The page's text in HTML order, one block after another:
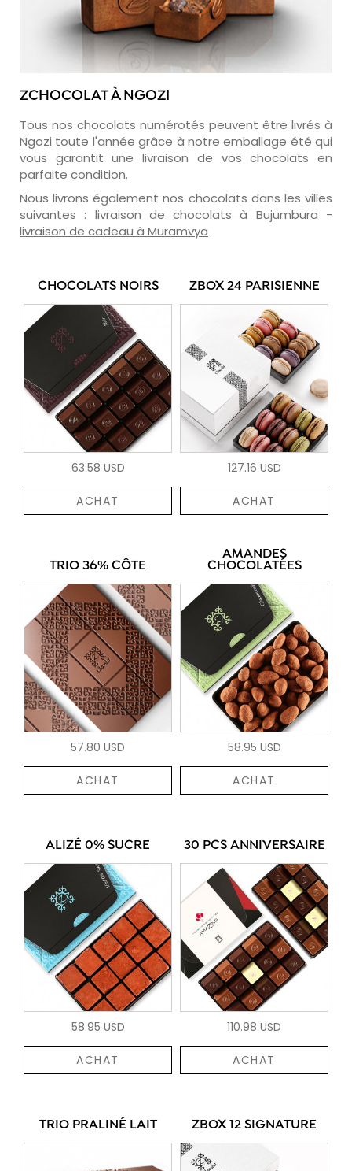
ZCHOCOLAT À NGOZI
Tous nos chocolats numérotés peuvent être livrés à
Ngozi toute l'année grâce à notre emballage été qui
vous garantit une livraison de vos chocolats en
parfaite condition.
Nous livrons également nos chocolats dans les villes
suivantes : livraison de chocolats à Bujumbura -
livraison de cadeau à Muramvya
CHOCOLATS NOIRS
63.58 USD
ACHAT
ZBOX 24 PARISIENNE
127.16 USD
ACHAT
TRIO 36% CÔTE
57.80 USD
ACHAT
AMANDES
CHOCOLATÉES
58.95 USD
ACHAT
ALIZÉ 0% SUCRE
58.95 USD
ACHAT
30 PCS ANNIVERSAIRE
110.98 USD
ACHAT
TRIO PRALINÉ LAIT ZBOX 12 SIGNATURE